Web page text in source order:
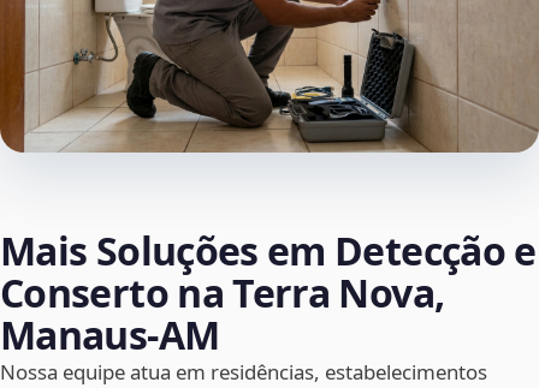
Mais Soluções em Detecção e
Conserto na Terra Nova,
Manaus‑AM
Nossa equipe atua em residências, estabelecimentos